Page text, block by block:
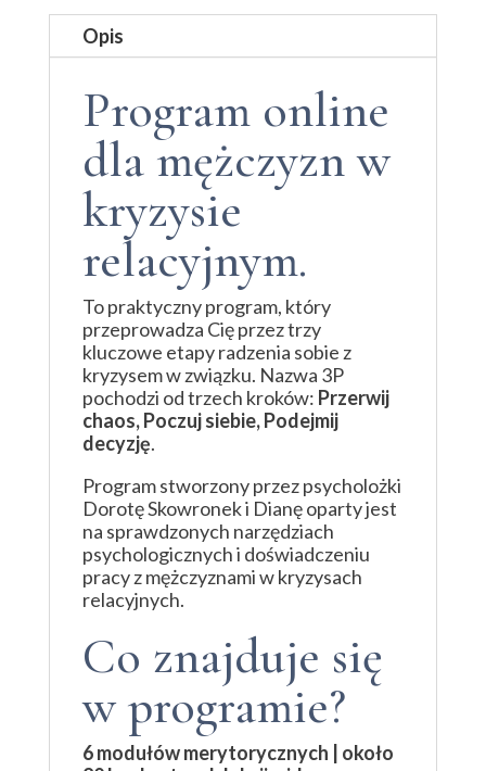
Opis
Program online
dla mężczyzn w
kryzysie
relacyjnym.
To praktyczny program, który
przeprowadza Cię przez trzy
kluczowe etapy radzenia sobie z
kryzysem w związku. Nazwa 3P
pochodzi od trzech kroków: Przerwij
chaos, Poczuj siebie, Podejmij
decyzję.
Program stworzony przez psycholożki
Dorotę Skowronek i Dianę oparty jest
na sprawdzonych narzędziach
psychologicznych i doświadczeniu
pracy z mężczyznami w kryzysach
relacyjnych.
Co znajduje się
w programie?
6 modułów merytorycznych | około